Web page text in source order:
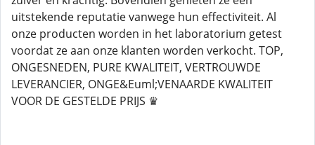
uitstekende reputatie vanwege hun effectiviteit. Al
onze producten worden in het laboratorium getest
voordat ze aan onze klanten worden verkocht. TOP,
ONGESNEDEN, PURE KWALITEIT, VERTROUWDE
LEVERANCIER, ONGE&Euml;VENAARDE KWALITEIT
VOOR DE GESTELDE PRIJS ♛